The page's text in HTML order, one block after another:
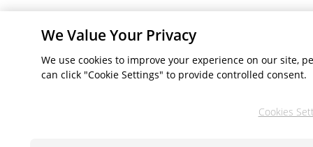
We Value Your Privacy
We use cookies to improve your experience on our site,
can click "Cookie Settings" to provide controlled consent.
Cookies